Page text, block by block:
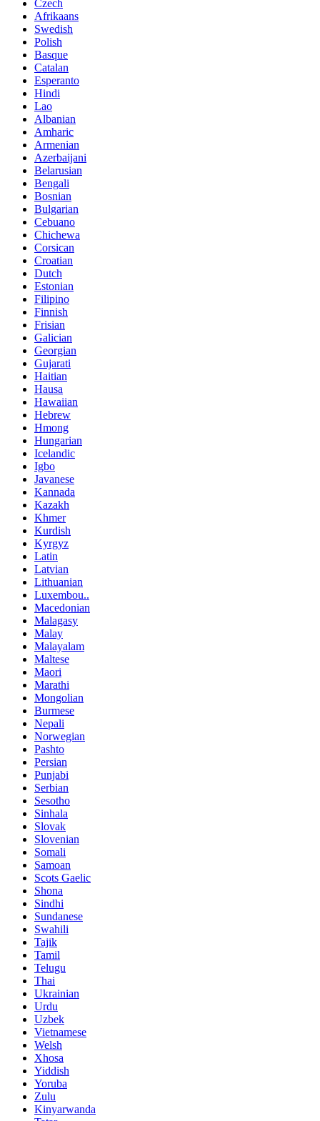
Czech
Afrikaans
Swedish
Polish
Basque
Catalan
Esperanto
Hindi
Lao
Albanian
Amharic
Armenian
Azerbaijani
Belarusian
Bengali
Bosnian
Bulgarian
Cebuano
Chichewa
Corsican
Croatian
Dutch
Estonian
Filipino
Finnish
Frisian
Galician
Georgian
Gujarati
Haitian
Hausa
Hawaiian
Hebrew
Hmong
Hungarian
Icelandic
Igbo
Javanese
Kannada
Kazakh
Khmer
Kurdish
Kyrgyz
Latin
Latvian
Lithuanian
Luxembou..
Macedonian
Malagasy
Malay
Malayalam
Maltese
Maori
Marathi
Mongolian
Burmese
Nepali
Norwegian
Pashto
Persian
Punjabi
Serbian
Sesotho
Sinhala
Slovak
Slovenian
Somali
Samoan
Scots Gaelic
Shona
Sindhi
Sundanese
Swahili
Tajik
Tamil
Telugu
Thai
Ukrainian
Urdu
Uzbek
Vietnamese
Welsh
Xhosa
Yiddish
Yoruba
Zulu
Kinyarwanda